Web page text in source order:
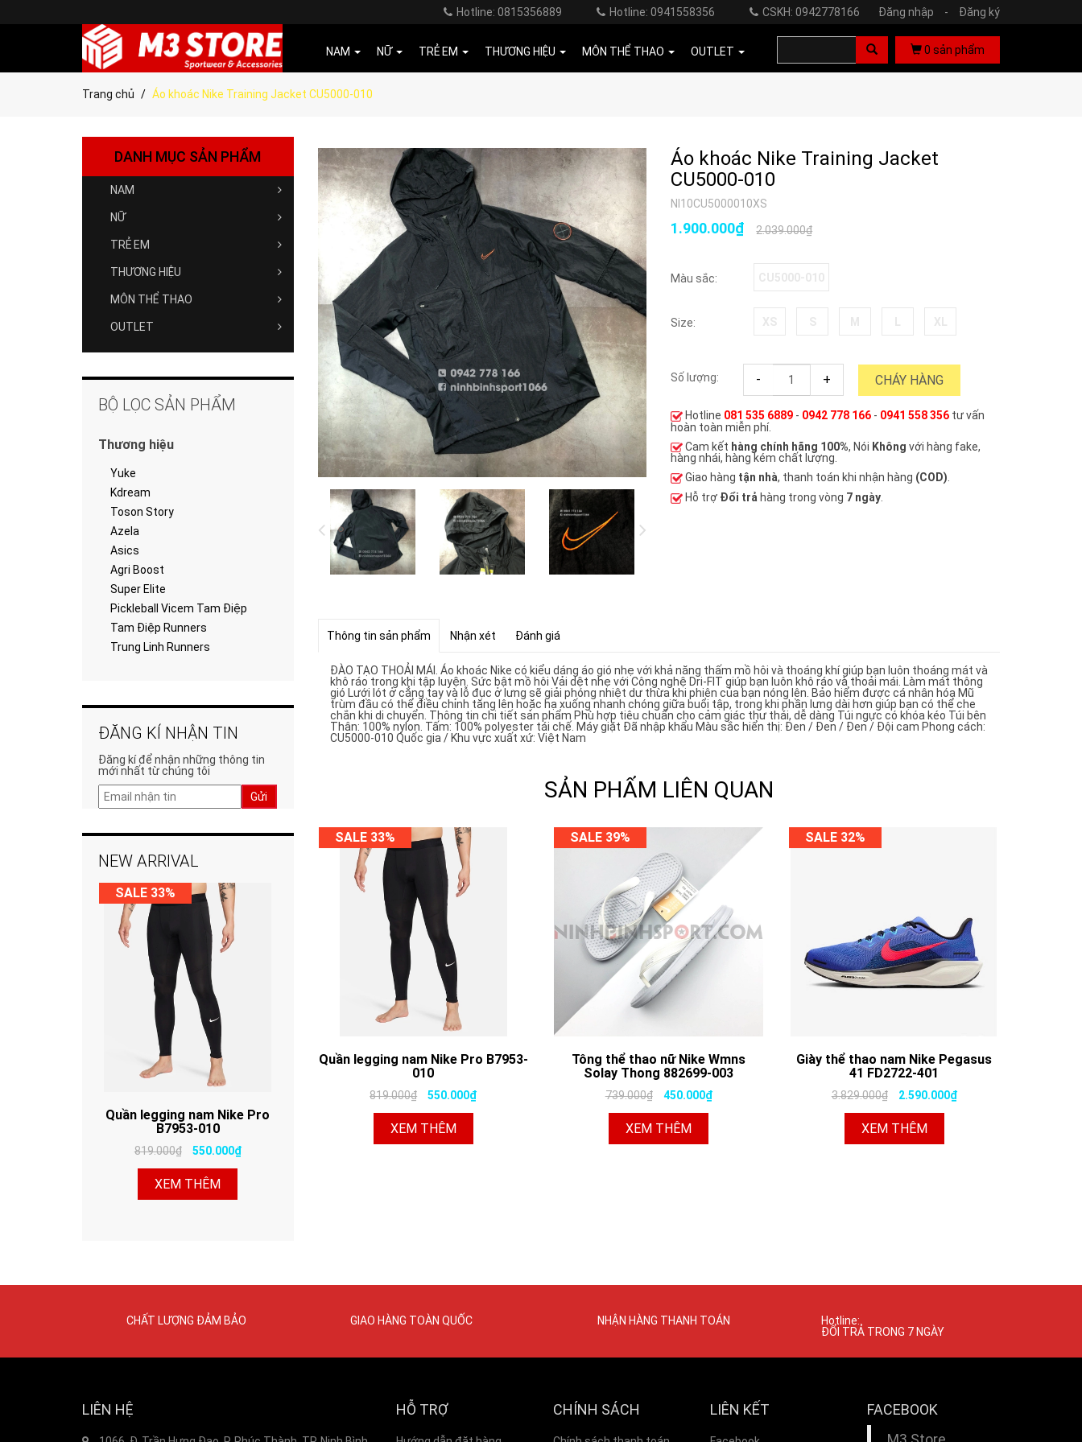
Hotline: 0815356889 Hotline: 0941558356 CSKH: 0942778166 Đăng nhập - Đăng ký
NAM NỮ TRẺ EM THƯƠNG HIỆU MÔN THỂ THAO OUTLET 0 sản phẩm
Trang chủ Áo khoác Nike Training Jacket CU5000-010
Áo khoác Nike Training Jacket
CU5000-010
NI10CU5000010XS
2.039.000₫
1.900.000₫
Màu sắc:
Size:
Số lượng: - + CHÁY HÀNG
Hotline 081 535 6889 - 0942 778 166 - 0941 558 356 tư vấn
hoàn toàn miễn phí.
Cam kết hàng chính hãng 100%, Nói Không với hàng fake,
hàng nhái, hàng kém chất lượng.
Giao hàng tận nhà, thanh toán khi nhận hàng (COD).
Hỗ trợ Đổi trả hàng trong vòng 7 ngày
Thông tin sản phẩm Nhận xét Đánh giá
ĐÀO TẠO THOẢI MÁI. Áo khoác Nike có kiểu dáng áo gió nhẹ với khả năng thấm mồ hôi và thoáng khí giúp bạn luôn thoáng mát và
khô ráo trong khi tập luyện. Sức bật mồ hôi Vải dệt nhẹ với Công nghệ Dri-FIT giúp bạn luôn khô ráo và thoải mái. Làm mát thông
gió Lưới lót ở cẳng tay và lỗ đục ở lưng sẽ giải phóng nhiệt dư thừa khi phiên của bạn nóng lên. Bảo hiểm được cá nhân hóa Mũ
trùm đầu có thể điều chỉnh tăng lên hoặc hạ xuống nhanh chóng giữa buổi tập, trong khi phần lưng dài hơn giúp bạn có thể che
chắn khi di chuyển. Thông tin chi tiết sản phẩm Phù hợp tiêu chuẩn cho cảm giác thư thái, dễ dàng Túi ngực có khóa kéo Túi bên
Thân: 100% nylon. Tấm: 100% polyester tái chế. Máy giặt Đã nhập khẩu Màu sắc hiển thị: Đen / Đen / Đen / Đội cam Phong cách:
CU5000-010 Quốc gia / Khu vực xuất xứ: Việt Nam
SẢN PHẨM LIÊN QUAN
SALE 33%
Quần legging nam Nike Pro B7953-
010
819.000₫ 550.000₫
XEM THÊM
SALE 39%
Tông thể thao nữ Nike Wmns
Solay Thong 882699-003
739.000₫ 450.000₫
XEM THÊM
SALE 32%
Giày thể thao nam Nike Pegasus
41 FD2722-401
3.829.000₫ 2.590.000₫
XEM THÊM
DANH MỤC SẢN PHẨM
NAM
NỮ
TRẺ EM
THƯƠNG HIỆU
MÔN THỂ THAO
OUTLET
BỘ LỌC SẢN PHẨM
Thương hiệu
Yuke
Kdream
Toson Story
Azela
Asics
Agri Boost
Super Elite
Pickleball Vicem Tam Điệp
Tam Điệp Runners
Trung Linh Runners
ĐĂNG KÍ NHẬN TIN
Đăng kí để nhận những thông tin
mới nhất từ chúng tôi
Gửi
NEW ARRIVAL
SALE 33%
Quần legging nam Nike Pro
B7953-010
819.000₫ 550.000₫
XEM THÊM
CHẤT LƯỢNG ĐẢM BẢO GIAO HÀNG TOÀN QUỐC NHẬN HÀNG THANH TOÁN
Hotline:
ĐỔI TRẢ TRONG 7 NGÀY
LIÊN HỆ HỖ TRỢ CHÍNH SÁCH LIÊN KẾT FACEBOOK